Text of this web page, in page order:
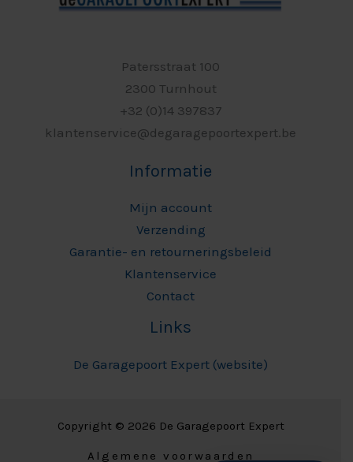
Patersstraat 100
2300 Turnhout
+32 (0)14 397837
klantenservice@degaragepoortexpert.be
Informatie
Mijn account
Verzending
Garantie- en retourneringsbeleid
Klantenservice
Contact
Links
De Garagepoort Expert (website)
Copyright © 2026 De Garagepoort Expert
Algemene voorwaarden